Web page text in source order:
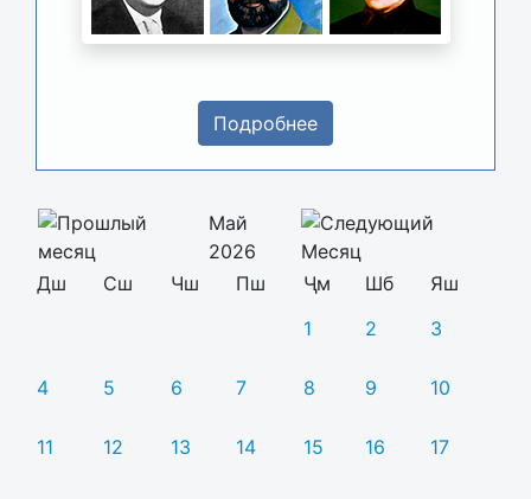
Подробнее
Май
2026
Дш
Сш Чш Пш Ҷм Шб
Яш
1
2 3
4 5 6 7 8 9 10
11 12 13 14 15 16 17